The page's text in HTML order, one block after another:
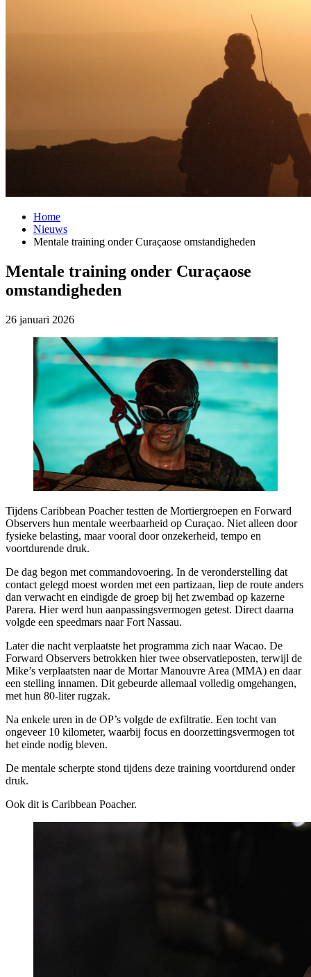
Home
Nieuws
Mentale training onder Curaçaose omstandigheden
Mentale training onder Curaçaose
omstandigheden
26 januari 2026
Tijdens Caribbean Poacher testten de Mortiergroepen en Forward
Observers hun mentale weerbaarheid op Curaçao. Niet alleen door
fysieke belasting, maar vooral door onzekerheid, tempo en
voortdurende druk.
De dag begon met commandovoering. In de veronderstelling dat
contact gelegd moest worden met een partizaan, liep de route anders
dan verwacht en eindigde de groep bij het zwembad op kazerne
Parera. Hier werd hun aanpassingsvermogen getest. Direct daarna
volgde een speedmars naar Fort Nassau.
Later die nacht verplaatste het programma zich naar Wacao. De
Forward Observers betrokken hier twee observatieposten, terwijl de
Mike’s verplaatsten naar de Mortar Manouvre Area (MMA) en daar
een stelling innamen. Dit gebeurde allemaal volledig omgehangen,
met hun 80-liter rugzak.
Na enkele uren in de OP’s volgde de exfiltratie. Een tocht van
ongeveer 10 kilometer, waarbij focus en doorzettingsvermogen tot
het einde nodig bleven.
De mentale scherpte stond tijdens deze training voortdurend onder
druk.
Ook dit is Caribbean Poacher.